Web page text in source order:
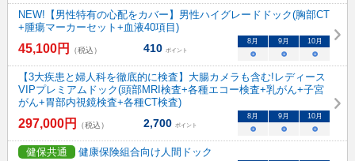
NEW!【男性特有の心配をカバー】男性ハイグレードドック(胸部CT
+腫瘍マーカーセット+血液40項目)
45,100円 （税込） 410 ポイント
8月 9月 10月
○ ○ ○
【3大疾患と婦人科を徹底的に検査】大腸カメラも含む!レディース
VIPプレミアムドック(頭部MRI検査+各種エコー検査+乳がん+子宮
がん+胃部内視鏡検査+各種CT検査)
297,000円 （税込） 2,700 ポイント
8月 9月 10月
○ ○ ○
健保共通 健康保険組合向け人間ドック